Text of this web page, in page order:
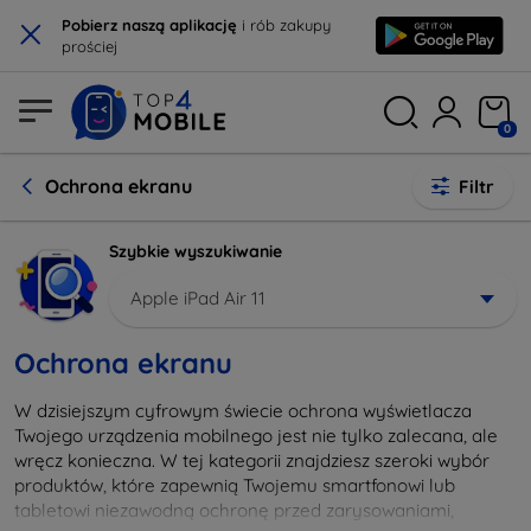
× Pobierz naszą aplikację i rób zakupy
prościej
0
Ochrona ekranu Filtr
Szybkie wyszukiwanie
Apple iPad Air 11
Ochrona ekranu
W dzisiejszym cyfrowym świecie ochrona wyświetlacza
Twojego urządzenia mobilnego jest nie tylko zalecana, ale
wręcz konieczna. W tej kategorii znajdziesz szeroki wybór
produktów, które zapewnią Twojemu smartfonowi lub
tabletowi niezawodną ochronę przed zarysowaniami,